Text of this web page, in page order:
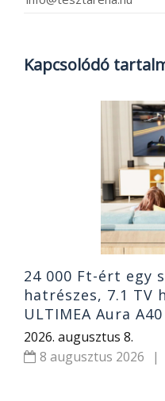
Kapcsolódó
24 000 Ft-ért egy
hatrészes, 7.1 TV
ULTIMEA Aura A40
2026. augusztus 8.
8 augusztus 2026
|